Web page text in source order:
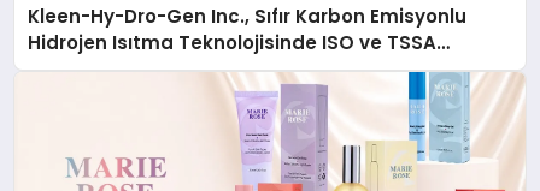
Kleen-Hy-Dro-Gen Inc., Sıfır Karbon Emisyonlu
Hidrojen Isıtma Teknolojisinde ISO ve TSSA
Düzenleyici Onaylarını Aldı